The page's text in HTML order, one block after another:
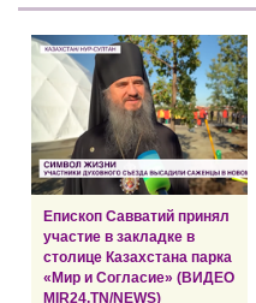
Епископ Савватий принял
участие в закладке в
столице Казахстана парка
«Мир и Согласие» (ВИДЕО
MIR24.TN/NEWS)